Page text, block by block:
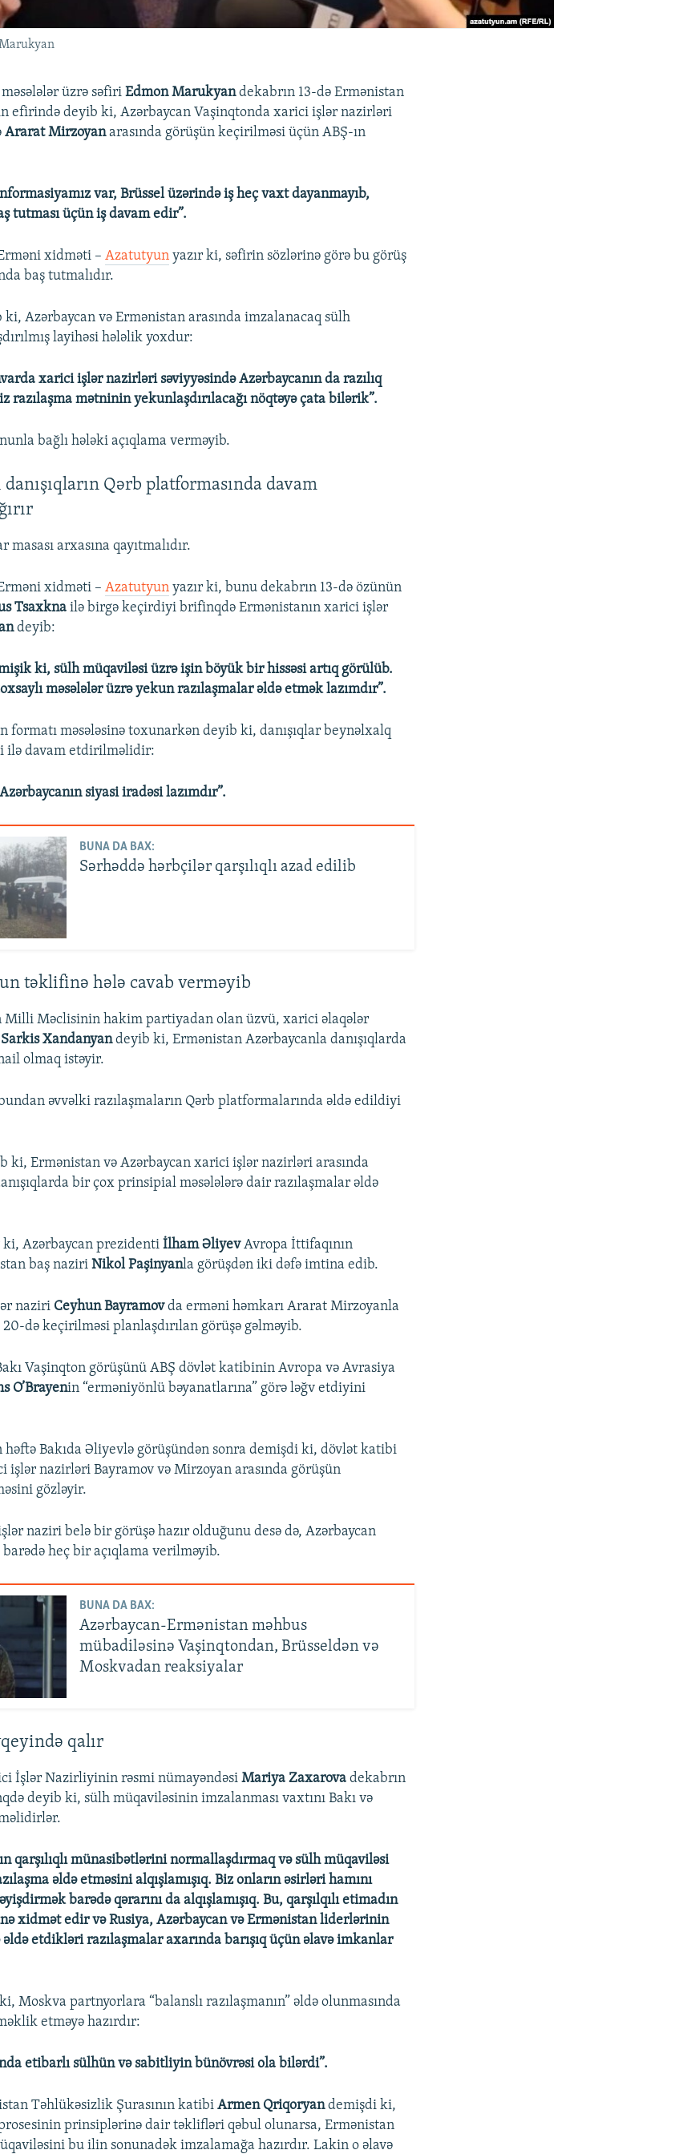
üzrə səfiriEdmon Marukyandekabrın 13-də Ermənistan
efirində deyib ki, Azərbaycan Vaşinqtonda xarici işlər nazirləri
Ararat Mirzoyanarasında görüşün keçirilməsi üçün ABŞ-ın
var, Brüssel üzərində iş heç vaxt dayanmayıb,
tutması üçün iş davam edir”.
xidməti –Azatutyun yazır ki, səfirin sözlərinə görə bu görüş
baş tutmalıdır.
Azərbaycan və Ermənistan arasında imzalanacaq sülh
layihəsi hələlik yoxdur:
xarici işlər nazirləri səviyyəsində Azərbaycanın da razılıq
razılaşma mətninin yekunlaşdırılacağı nöqtəyə çata bilərik”.
bağlı hələki açıqlama verməyib.
danışıqların Qərb platformasında davam
masası arxasına qayıtmalıdır.
xidməti –Azatutyun yazır ki, bunu dekabrın 13-də özünün
Tsaxkna ilə birgə keçirdiyi brifinqdə Ermənistanın xarici işlər
deyib:
ki, sülh müqaviləsi üzrə işin böyük bir hissəsi artıq görülüb.
məsələlər üzrə yekun razılaşmalar əldə etmək lazımdır”.
formatı məsələsinə toxunarkən deyib ki, danışıqlar beynəlxalq
ilə davam etdirilməlidir:
siyasi iradəsi lazımdır”.
BUNA DA BAX:
Sərhəddə hərbçilər qarşılıqlı azad edilib
təklifinə hələ cavab verməyib
Milli Məclisinin hakim partiyadan olan üzvü, xarici əlaqələr
Sarkis Xandanyandeyib ki, Ermənistan Azərbaycanla danışıqlarda
olmaq istəyir.
əvvəlki razılaşmaların Qərb platformalarında əldə edildiyi
ki, Ermənistan və Azərbaycan xarici işlər nazirləri arasında
bir çox prinsipial məsələlərə dair razılaşmalar əldə
ki, Azərbaycan prezidentiİlham ƏliyevAvropa İttifaqının
baş naziriNikol Paşinyanla görüşdən iki dəfə imtina edib.
naziri Ceyhun Bayramovda erməni həmkarı Ararat Mirzoyanla
də keçirilməsi planlaşdırılan görüşə gəlməyib.
Vaşinqton görüşünü ABŞ dövlət katibinin Avropa və Avrasiya
O’Brayenin “erməniyönlü bəyanatlarına” görə ləğv etdiyini
həftə Bakıda Əliyevlə görüşündən sonra demişdi ki, dövlət katibi
işlər nazirləri Bayramov və Mirzoyan arasında görüşün
gözləyir.
naziri belə bir görüşə hazır olduğunu desə də, Azərbaycan
heç bir açıqlama verilməyib.
BUNA DA BAX:
Azərbaycan-Ermənistan məhbus
mübadiləsinə Vaşinqtondan, Brüsseldən və
Moskvadan reaksiyalar
qalır
İşlər Nazirliyinin rəsmi nümayəndəsiMariya Zaxarova dekabrın
deyib ki, sülh müqaviləsinin imzalanması vaxtını Bakı və
qarşılıqlı münasibətlərini normallaşdırmaq və sülh müqaviləsi
əldə etməsini alqışlamışıq. Biz onların əsirləri hamını
barədə qərarını da alqışlamışıq. Bu, qarşılqılı etimadın
xidmət edir və Rusiya, Azərbaycan və Ermənistan liderlərinin
etdikləri razılaşmalar axarında barışıq üçün əlavə imkanlar
Moskva partnyorlara “balanslı razılaşmanın” əldə olunmasında
etməyə hazırdır:
etibarlı sülhün və sabitliyin bünövrəsi ola bilərdi”.
Təhlükəsizlik Şurasının katibiArmen Qriqoryandemişdi ki,
prosesinin prinsiplərinə dair təklifləri qəbul olunarsa, Ermənistan
bu ilin sonunadək imzalamağa hazırdır. Lakin o əlavə